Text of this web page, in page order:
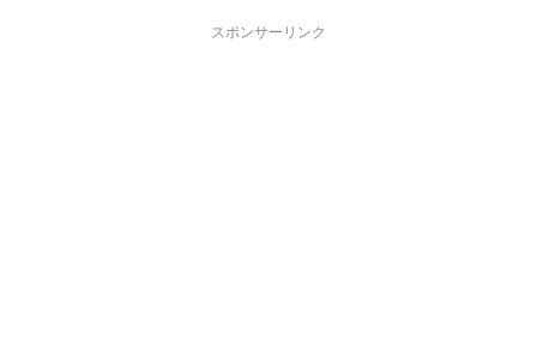
スポンサーリンク